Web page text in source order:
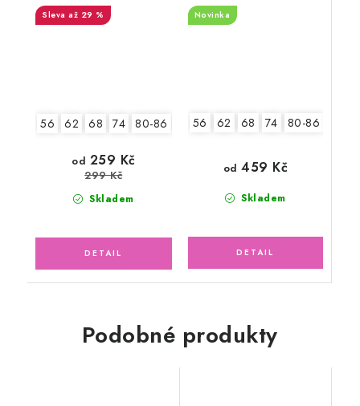
až 29 %
56 62 68 74 80-86 92-98 2.jakost v.56
Skladem
od 259 Kč
299 Kč
Novinka
56 62 68 74 80-86
Skladem
od 459 Kč
Podobné produkty